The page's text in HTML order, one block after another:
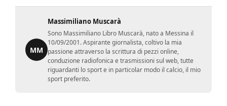
MM
Massimiliano Muscarà
Sono Massimiliano Libro Muscarà, nato a Messina il
10/09/2001. Aspirante giornalista, coltivo la mia
passione attraverso la scrittura di pezzi online,
conduzione radiofonica e trasmissioni sul web, tutte
riguardanti lo sport e in particolar modo il calcio, il mio
sport preferito.